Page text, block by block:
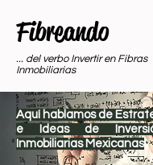
Fibreando
... del verbo Invertir en Fibras
Inmobiliarias
Aquí hablamos de
e Ideas de
Inmobiliarias Mexicanas